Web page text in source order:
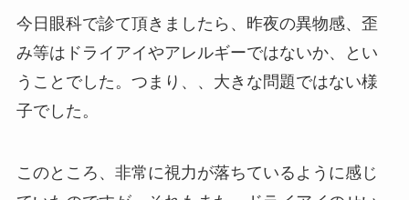
今日眼科で診て頂きましたら、昨夜の異物感、歪
み等はドライアイやアレルギーではないか、とい
うことでした。つまり、、大きな問題ではない様
子でした。
このところ、非常に視力が落ちているように感じ